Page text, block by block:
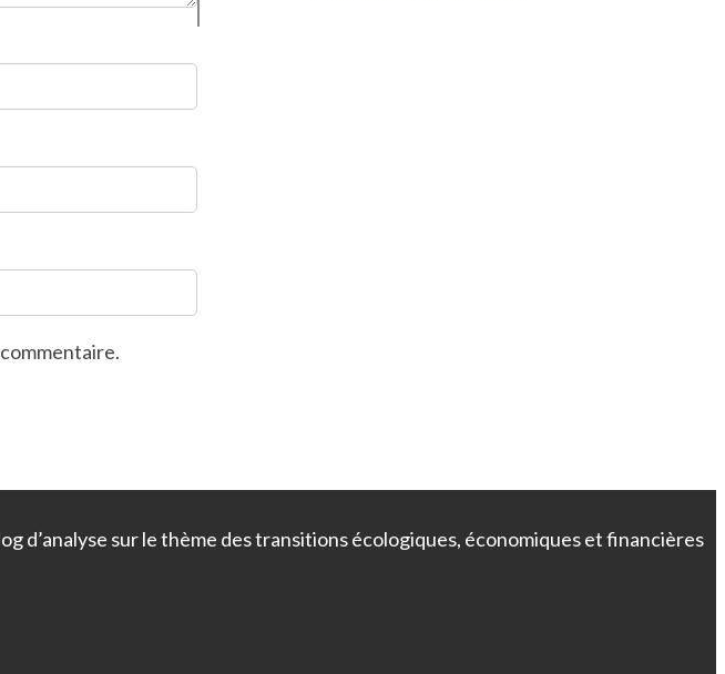
d’analyse sur le thème des transitions écologiques, économiques et financières